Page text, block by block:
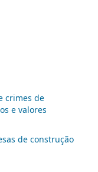
crimes de
e valores
de construção